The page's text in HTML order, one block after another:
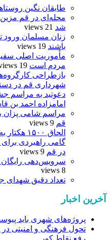
طایقان نگین
محله‌ای در قم
شد 21 views
زنان مسلمان ورود
باشند 19 views
مأموریت اصلی
مردم است 19 views
بازطراحی
شهرداری قم در
دعوتید به مراسم
امامزاده احمد بن
مراسم شامی پزان
قم 9 views
الحاق
گامی راهبردی
در قم 9 views
سرویس‌دهی رایگان
8 views
تعداد دقیق شهدای
آخرین اخبار
پروژه‌های شهری باید
تحول فرهنگی و امنیتی در
رفع نقاط کور